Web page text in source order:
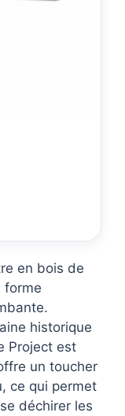
en bois de
forme
historique
Project est
un toucher
ce qui permet
déchirer les